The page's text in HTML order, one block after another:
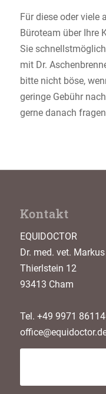
Für diese oder viele
Büroteam über Ihre
Sie
mit Dr.
bitte nicht böse,
geringe Gebühr
gerne danach
Kontakt
EQUIDOCTOR
Dr. med. vet.
Thierlstein 12
93413 Cham
Tel. +49 9971